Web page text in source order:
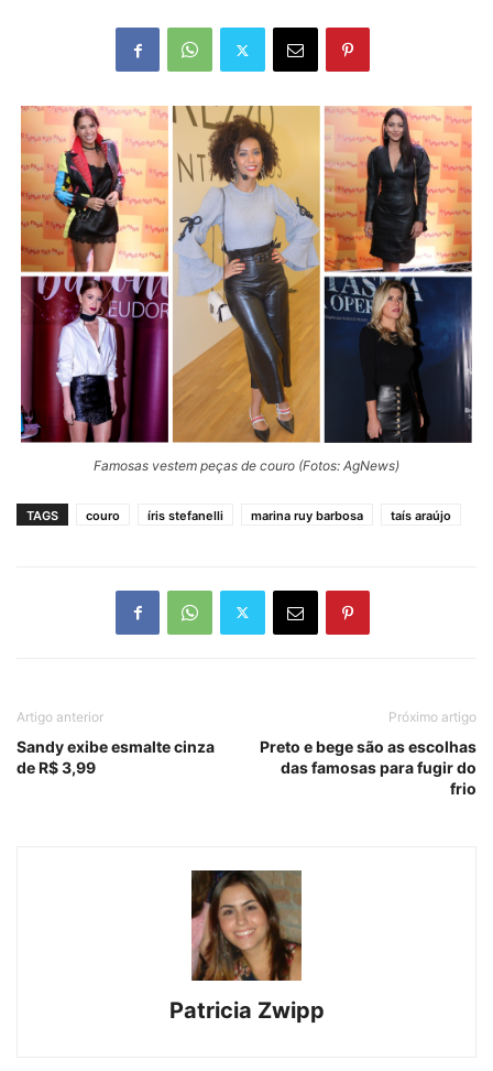
Famosas vestem peças de couro (Fotos: AgNews)
TAGS couro íris stefanelli marina ruy barbosa taís araújo
Artigo anterior
Sandy exibe esmalte cinza
de R$ 3,99
Próximo artigo
Preto e bege são as escolhas
das famosas para fugir do
frio
Patricia Zwipp